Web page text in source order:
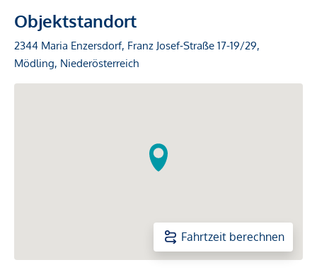
Objektstandort
2344 Maria Enzersdorf, Franz Josef-Straße 17-19/29,
Mödling, Niederösterreich
Fahrtzeit berechnen